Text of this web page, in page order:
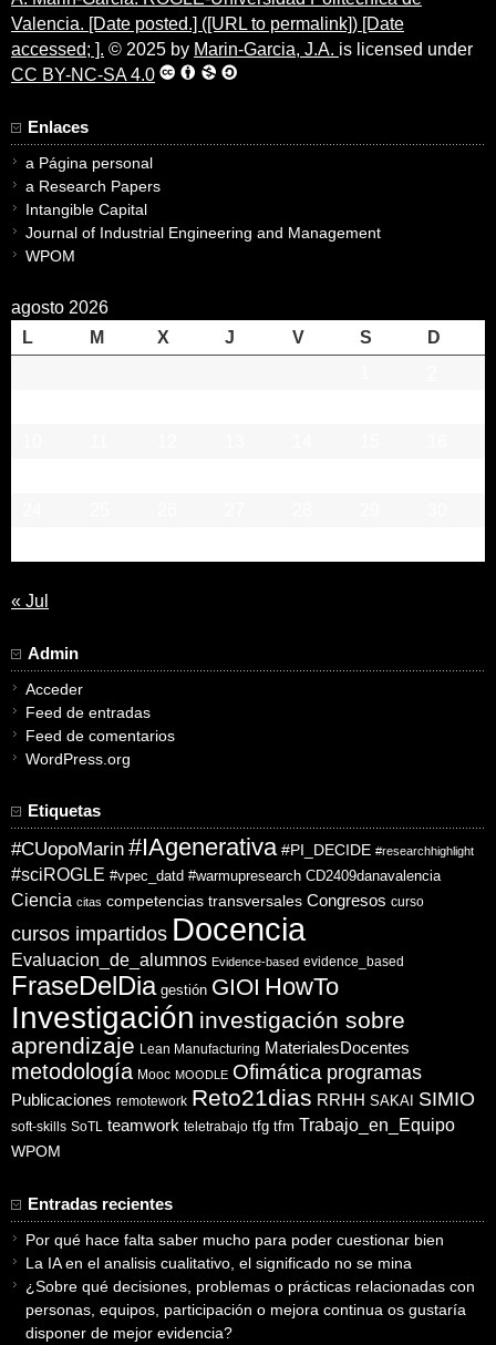
Valencia. [Date posted.] ([URL to permalink]) [Date
accessed; ]. © 2025 by Marin-Garcia, J.A. is licensed under
CC BY-NC-SA 4.0
Enlaces
a Página personal
a Research Papers
Intangible Capital
Journal of Industrial Engineering and Management
WPOM
agosto 2026
L
M X J V S
D
« Jul
Admin
Acceder
Feed de entradas
Feed de comentarios
WordPress.org
Etiquetas
#CUopoMarin #IAgenerativa #PI_DECIDE #researchhighlight
#sciROGLE #vpec_datd #warmupresearch CD2409danavalencia
Ciencia citas competencias transversales Congresos curso
cursos impartidos Docencia
Evaluacion_de_alumnos Evidence-based evidence_based
FraseDelDia gestión GIOI HowTo
Investigación investigación sobre
aprendizaje Lean Manufacturing MaterialesDocentes
metodología Mooc MOODLE Ofimática programas
Publicaciones remotework Reto21dias RRHH SAKAI SIMIO
soft-skills SoTL teamwork teletrabajo tfg tfm Trabajo_en_Equipo
WPOM
Entradas recientes
Por qué hace falta saber mucho para poder cuestionar bien
La IA en el analisis cualitativo, el significado no se mina
¿Sobre qué decisiones, problemas o prácticas relacionadas con
personas, equipos, participación o mejora continua os gustaría
disponer de mejor evidencia?